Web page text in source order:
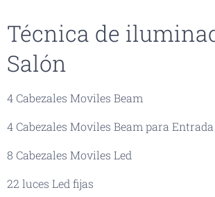
Técnica de
Salón
4 Cabezales Moviles Beam
4 Cabezales Moviles Beam para
8 Cabezales Moviles Led
22 luces Led fijas